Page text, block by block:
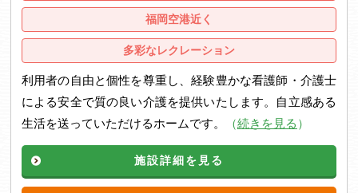
福岡空港近く
多彩なレクレーション
利用者の自由と個性を尊重し、経験豊かな看護師・介護士
による安全で質の良い介護を提供いたします。自立感ある
生活を送っていただけるホームです。
（続きを見る ）
施設詳細を見る